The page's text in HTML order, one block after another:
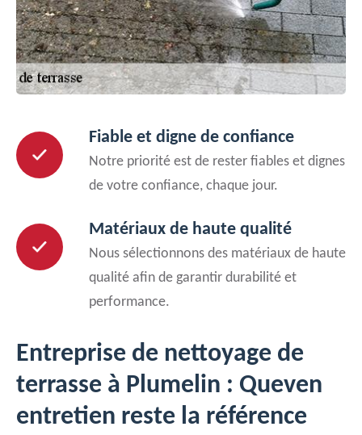
Fiable et digne de confiance
Notre priorité est de rester fiables et dignes
de votre confiance, chaque jour.
Matériaux de haute qualité
Nous sélectionnons des matériaux de haute
qualité afin de garantir durabilité et
performance.
Entreprise de nettoyage de
terrasse à Plumelin : Queven
entretien reste la référence